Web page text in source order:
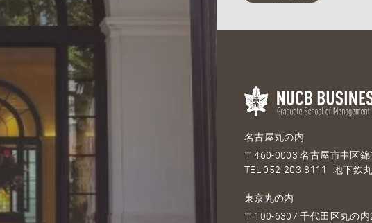
名古屋丸の内
〒460-0003 名古屋市中区
TEL052-203-8111 地下鉄
東京丸の内
〒100-6307 千代田区丸の